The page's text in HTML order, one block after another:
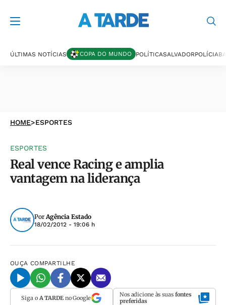
ÚLTIMAS NOTÍCIAS COPA DO MUNDO POLÍTICASALVADORPOLÍCIA
HOME>ESPORTES
ESPORTES
Real vence Racing e amplia
vantagem na liderança
PorAgência Estado
18/02/2012 - 19:06 h
OUÇA COMPARTILHE
Siga o A TARDEno Google Nos adicione às suas fontes
preferidas